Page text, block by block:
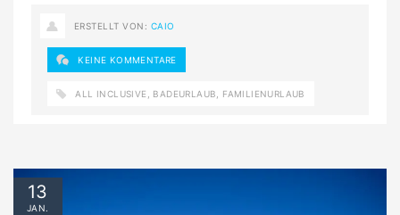
ERSTELLT VON: CAIO
KEINE KOMMENTARE
ALL INCLUSIVE BADEURLAUB FAMILIENURLAUB
13
JAN.